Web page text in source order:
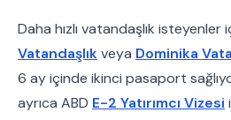
Daha hızlı vatandaşlık isteyenler
Vatandaşlıkveya Dominika
6 ay içinde ikinci pasaport
ayrıca ABD E-2 Yatırımcı Vizesi